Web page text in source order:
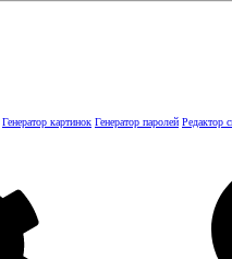
Генератор картинок Генератор паролей Редактор